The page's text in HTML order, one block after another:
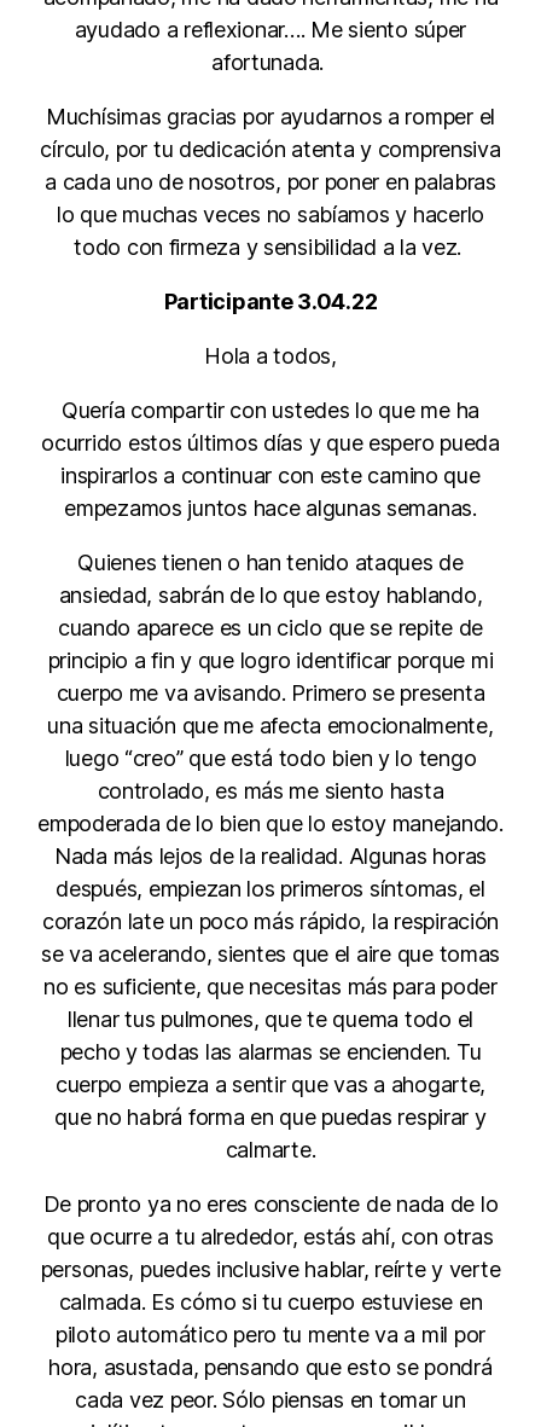
ayudado a reflexionar…. Me siento súper
afortunada.
Muchísimas gracias por ayudarnos a romper el
círculo, por tu dedicación atenta y comprensiva
a cada uno de nosotros, por poner en palabras
lo que muchas veces no sabíamos y hacerlo
todo con firmeza y sensibilidad a la vez.
Participante 3.04.22
Hola a todos,
Quería compartir con ustedes lo que me ha
ocurrido estos últimos días y que espero pueda
inspirarlos a continuar con este camino que
empezamos juntos hace algunas semanas.
Quienes tienen o han tenido ataques de
ansiedad, sabrán de lo que estoy hablando,
cuando aparece es un ciclo que se repite de
principio a fin y que logro identificar porque mi
cuerpo me va avisando. Primero se presenta
una situación que me afecta emocionalmente,
luego “creo” que está todo bien y lo tengo
controlado, es más me siento hasta
empoderada de lo bien que lo estoy manejando.
Nada más lejos de la realidad. Algunas horas
después, empiezan los primeros síntomas, el
corazón late un poco más rápido, la respiración
se va acelerando, sientes que el aire que tomas
no es suficiente, que necesitas más para poder
llenar tus pulmones, que te quema todo el
pecho y todas las alarmas se encienden. Tu
cuerpo empieza a sentir que vas a ahogarte,
que no habrá forma en que puedas respirar y
calmarte.
De pronto ya no eres consciente de nada de lo
que ocurre a tu alrededor, estás ahí, con otras
personas, puedes inclusive hablar, reírte y verte
calmada. Es cómo si tu cuerpo estuviese en
piloto automático pero tu mente va a mil por
hora, asustada, pensando que esto se pondrá
cada vez peor. Sólo piensas en tomar un